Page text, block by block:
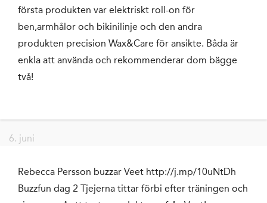
första produkten var elektriskt roll-on för
ben,armhålor och bikinilinje och den andra
produkten precision Wax&Care för ansikte. Båda är
enkla att använda och rekommenderar dom bägge
två!
6. juni
Rebecca Persson buzzar Veet http://j.mp/10uNtDh
Buzzfun dag 2 Tjejerna tittar förbi efter träningen och